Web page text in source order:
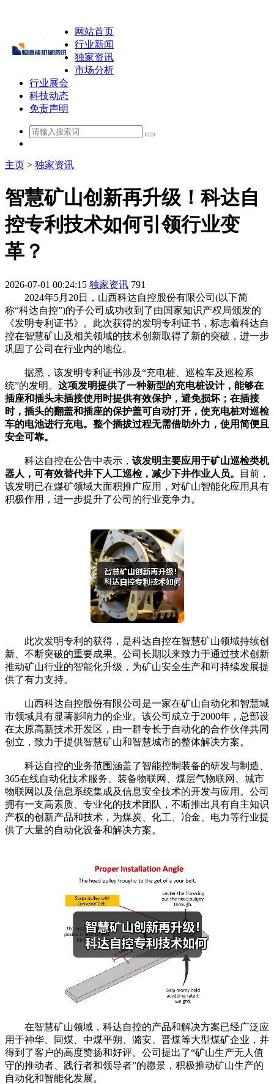
网站首页
行业新闻
独家资讯
市场分析
行业展会
科技动态
免责声明
主页 > 独家资讯
智慧矿山创新再升级！科达自
控专利技术如何引领行业变
革？
2026-07-01 00:24:15 独家资讯 791
2024年5月20日，山西科达自控股份有限公司(以下简
称“科达自控”)的子公司成功收到了由国家知识产权局颁发的
《发明专利证书》。此次获得的发明专利证书，标志着科达自
控在智慧矿山及相关领域的技术创新取得了新的突破，进一步
巩固了公司在行业内的地位。
据悉，该发明专利证书涉及“充电桩、巡检车及巡检系
统”的发明。 这项发明提供了一种新型的充电桩设计，能够在
插座和插头未插接使用时提供有效保护，避免损坏；在插接
时，插头的翻盖和插座的保护盖可自动打开，使充电桩对巡检
车的电池进行充电。整个插拔过程无需借助外力，使用简便且
安全可靠。
科达自控在公告中表示， 该发明主要应用于矿山巡检类机
器人，可有效替代井下人工巡检，减少下井作业人员。
目前，
该发明已在煤矿领域大面积推广应用，对矿山智能化应用具有
积极作用，进一步提升了公司的行业竞争力。
此次发明专利的获得，是科达自控在智慧矿山领域持续创
新、不断突破的重要成果。公司长期以来致力于通过技术创新
推动矿山行业的智能化升级，为矿山安全生产和可持续发展提
供了有力支持。
山西科达自控股份有限公司是一家在矿山自动化和智慧城
市领域具有显著影响力的企业。该公司成立于2000年，总部设
在太原高新技术开发区，由一群专长于自动化的合作伙伴共同
创立，致力于提供智慧矿山和智慧城市的整体解决方案。
科达自控的业务范围涵盖了智能控制装备的研发与制造、
365在线自动化技术服务、装备物联网、煤层气物联网、城市
物联网以及信息系统集成及信息安全技术的开发与应用。公司
拥有一支高素质、专业化的技术团队，不断推出具有自主知识
产权的创新产品和技术，为煤炭、化工、冶金、电力等行业提
供了大量的自动化设备和解决方案。
在智慧矿山领域，科达自控的产品和解决方案已经广泛应
用于神华、同煤、中煤平朔、潞安、晋煤等大型煤矿企业，并
得到了客户的高度赞扬和好评。公司提出了“矿山生产无人值
守的推动者、践行者和领导者”的愿景，积极推动矿山生产的
自动化和智能化发展。